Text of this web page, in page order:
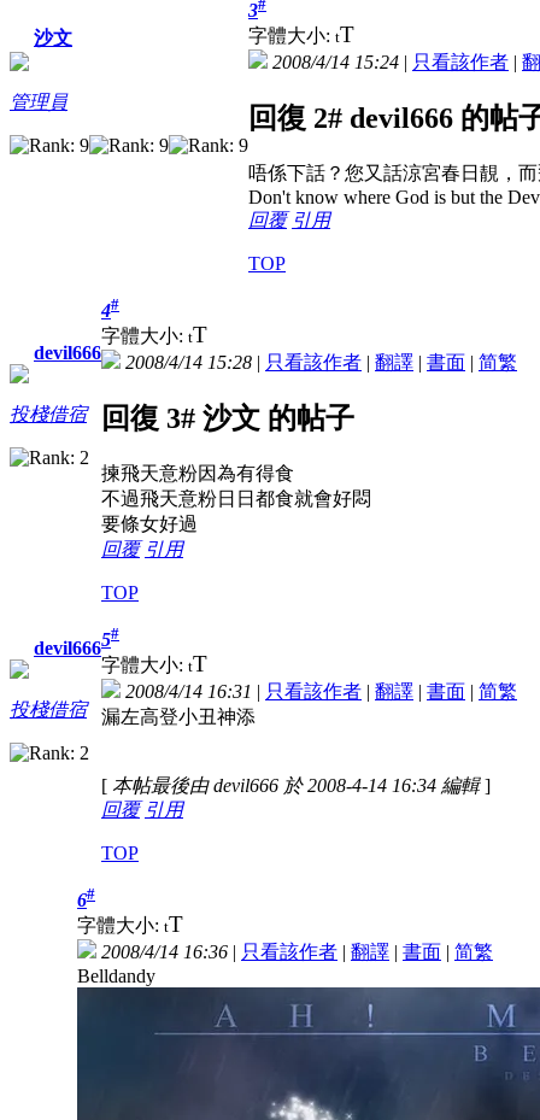
沙文
管理員
3
字體大小: tT
2008/4/14 15:24 | 只看該作者 |
回復 2# devil666 的帖
唔係下話？您又話涼宮春日靚，
Don't know where God is but the
回覆 引用
TOP
devil666
投棧借宿
4#
字體大小: tT
2008/4/14 15:28 | 只看該作者 | 翻譯 | 書面 | 简繁
回復 3# 沙文 的帖子
揀飛天意粉因為有得食
不過飛天意粉日日都食就會好悶
要條女好過
回覆 引用
TOP
devil666
投棧借宿
5#
字體大小: tT
2008/4/14 16:31 | 只看該作者 | 翻譯 | 書面 | 简繁
漏左高登小丑神添
[ 本帖最後由 devil666 於 2008-4-14 16:34 編輯]
回覆 引用
TOP
6#
字體大小: tT
2008/4/14 16:36 | 只看該作者 | 翻譯 | 書面 | 简繁
Belldandy